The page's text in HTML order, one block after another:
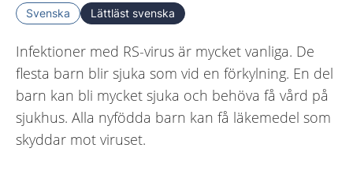
Svenska Lättläst svenska
Infektioner med RS-virus är mycket vanliga. De
flesta barn blir sjuka som vid en förkylning. En del
barn kan bli mycket sjuka och behöva få vård på
sjukhus. Alla nyfödda barn kan få läkemedel som
skyddar mot viruset.